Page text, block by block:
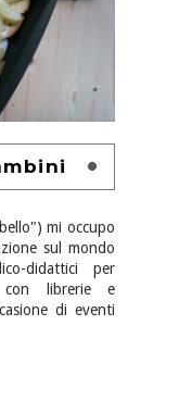
mi occupo
sul mondo
didattici per
con librerie e
di eventi